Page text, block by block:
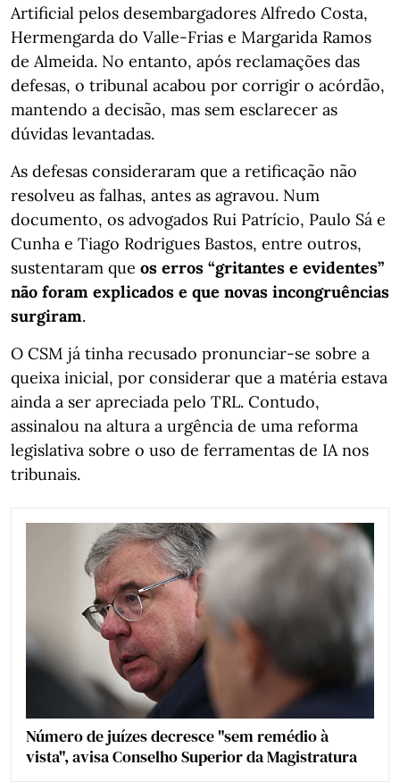
Artificial pelos desembargadores Alfredo Costa,
Hermengarda do Valle-Frias e Margarida Ramos
de Almeida. No entanto, após reclamações das
defesas, o tribunal acabou por corrigir o acórdão,
mantendo a decisão, mas sem esclarecer as
dúvidas levantadas.
As defesas consideraram que a retificação não
resolveu as falhas, antes as agravou. Num
documento, os advogados Rui Patrício, Paulo Sá e
Cunha e Tiago Rodrigues Bastos, entre outros,
sustentaram que os erros “gritantes e evidentes”
não foram explicados e que novas incongruências
surgiram.
O CSM já tinha recusado pronunciar-se sobre a
queixa inicial, por considerar que a matéria estava
ainda a ser apreciada pelo TRL. Contudo,
assinalou na altura a urgência de uma reforma
legislativa sobre o uso de ferramentas de IA nos
tribunais.
Número de juízes decresce "sem remédio à
vista", avisa Conselho Superior da Magistratura